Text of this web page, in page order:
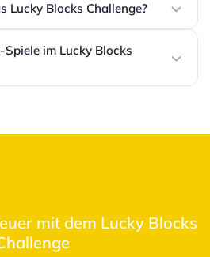
Lucky Blocks Challenge?
im Lucky Blocks
mit dem Lucky Blocks